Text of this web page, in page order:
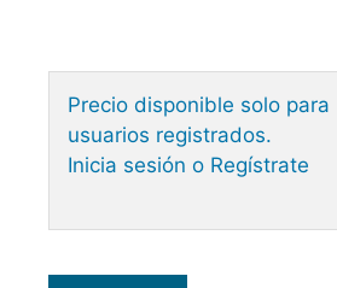
Precio disponible solo para
usuarios registrados.
Inicia sesión o Regístrate